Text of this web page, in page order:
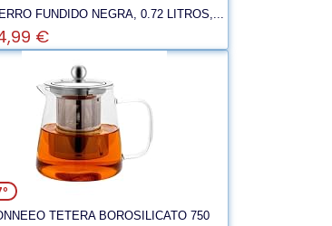
FUNDIDO NEGRA, 0.72 LITROS,...
€
TETERA BOROSILICATO 750